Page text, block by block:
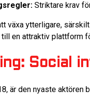
Striktare krav
växa ytterligare,
en attraktiv plattform
Social
är den nyaste